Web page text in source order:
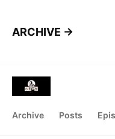
ARCHIVE →
Archive Posts